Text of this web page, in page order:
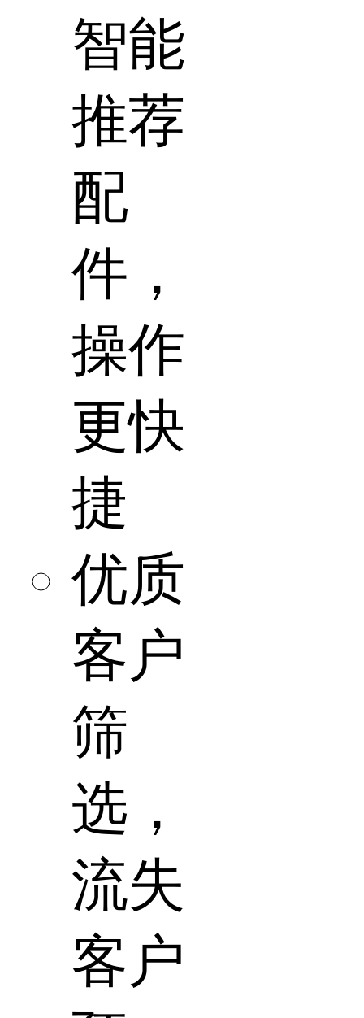
智能
推荐
配
件，
操作
更快
捷
优质
客户
筛
选，
流失
客户